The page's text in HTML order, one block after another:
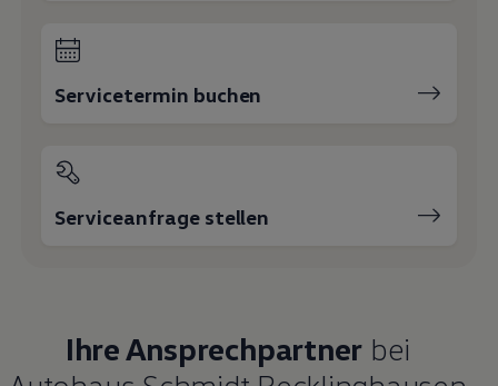
Servicetermin buchen
Serviceanfrage stellen
Ihre Ansprechpartner bei